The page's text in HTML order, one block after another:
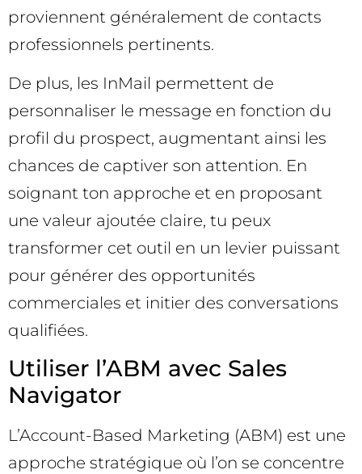
proviennent généralement de contacts
professionnels pertinents.
De plus, les InMail permettent de
personnaliser le message en fonction du
profil du prospect, augmentant ainsi les
chances de captiver son attention. En
soignant ton approche et en proposant
une valeur ajoutée claire, tu peux
transformer cet outil en un levier puissant
pour générer des opportunités
commerciales et initier des conversations
qualifiées.
Utiliser l’ABM avec Sales
Navigator
L’Account-Based Marketing (ABM) est une
approche stratégique où l’on se concentre